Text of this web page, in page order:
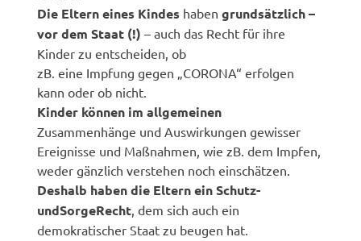
Die Eltern eines Kindes habengrundsätzlich –
vor dem Staat (!) – auch das Recht für ihre
Kinder zu entscheiden, ob
zB. eine Impfung gegen „CORONA“ erfolgen
kann oder ob nicht.
Kinder können im allgemeinen
Zusammenhänge und Auswirkungen gewisser
Ereignisse und Maßnahmen, wie zB. dem Impfen,
weder gänzlich verstehen noch einschätzen.
Deshalb haben die Eltern ein Schutz-
undSorgeRecht, dem sich auch ein
demokratischer Staat zu beugen hat.